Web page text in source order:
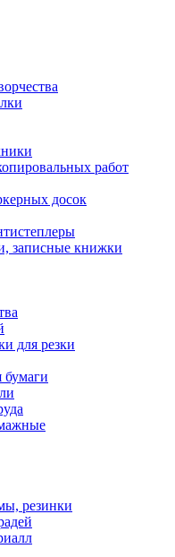
работ
досок
записные книжки
для резки
бумаги
резинки